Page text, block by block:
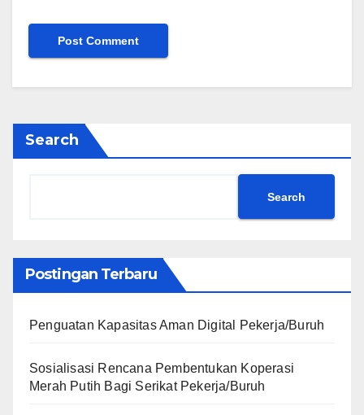
Search
Search
Postingan Terbaru
Penguatan Kapasitas Aman Digital Pekerja/Buruh
Sosialisasi Rencana Pembentukan Koperasi
Merah Putih Bagi Serikat Pekerja/Buruh